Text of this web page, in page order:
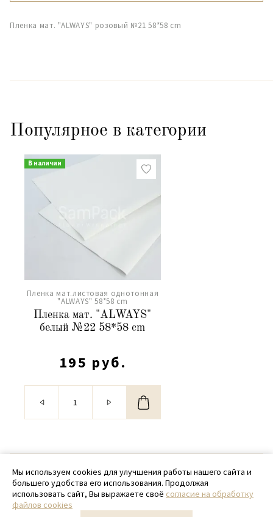
Пленка мат. "ALWAYS" розовый №21 58*58 cm
Популярное в категории
В наличии
Пленка мат.листовая однотонная
"ALWAYS" 58*58 cm
Пленка мат. "ALWAYS"
белый №22 58*58 cm
195 руб.
© 2020 - 2026 SamPack
+ 7 (918) 699-97-87
zakaz@sampack.store
Мы используем cookies для улучшения работы нашего сайта и
большего удобства его использования. Продолжая
использовать сайт, Вы выражаете своё согласие на обработку
файлов cookies